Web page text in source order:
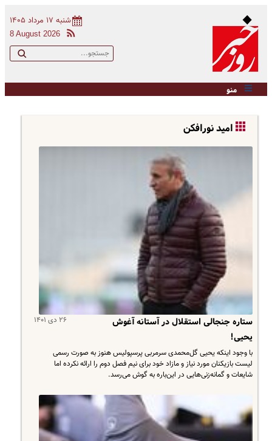
شنبه ۱۷ مرداد ۱۴۰۵
8 August 2026
منو
امید نورافکن
۲۶ دی ۱۴۰۱
ستاره جنجالی استقلال در آستانه آغوش
یحیی!
با وجود اینکه یحیی گل‌محمدی سرمربی پرسپولیس هنوز به صورت رسمی
لیست بازیکنان مورد نیاز و مازاد خود برای نیم فصل دوم را ارائه نکرده اما
شایعات و گمانه‌زنی‌هایی در این‌باره به گوش می‌رسد.